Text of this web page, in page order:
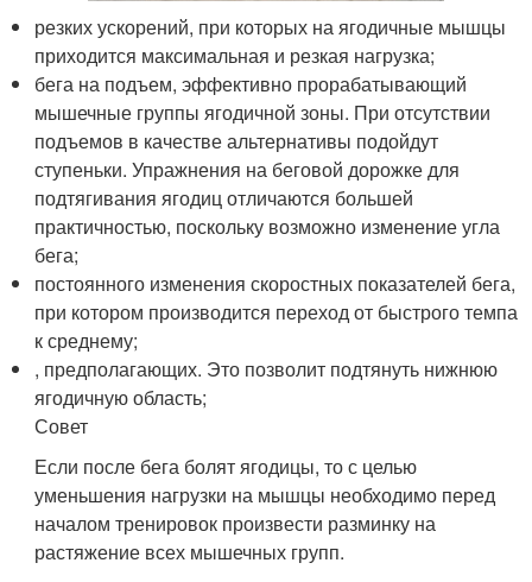
резких ускорений, при которых на ягодичные мышцы
приходится максимальная и резкая нагрузка;
бега на подъем, эффективно прорабатывающий
мышечные группы ягодичной зоны. При отсутствии
подъемов в качестве альтернативы подойдут
ступеньки. Упражнения на беговой дорожке для
подтягивания ягодиц отличаются большей
практичностью, поскольку возможно изменение угла
бега;
постоянного изменения скоростных показателей бега,
при котором производится переход от быстрого темпа
к среднему;
, предполагающих. Это позволит подтянуть нижнюю
ягодичную область;
Совет
Если после бега болят ягодицы, то с целью
уменьшения нагрузки на мышцы необходимо перед
началом тренировок произвести разминку на
растяжение всех мышечных групп.